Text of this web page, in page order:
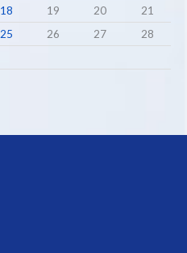
18 19 20
21
25 26 27
28